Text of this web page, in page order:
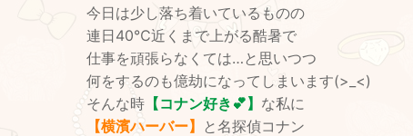
今日は少し落ち着いているものの
連日40℃近くまで上がる酷暑で
仕事を頑張らなくては…と思いつつ
何をするのも億劫になってしまいます(>_<)
そんな時 【コナン好き💕】 な私に
【横濱ハーバー】
と名探偵コナン